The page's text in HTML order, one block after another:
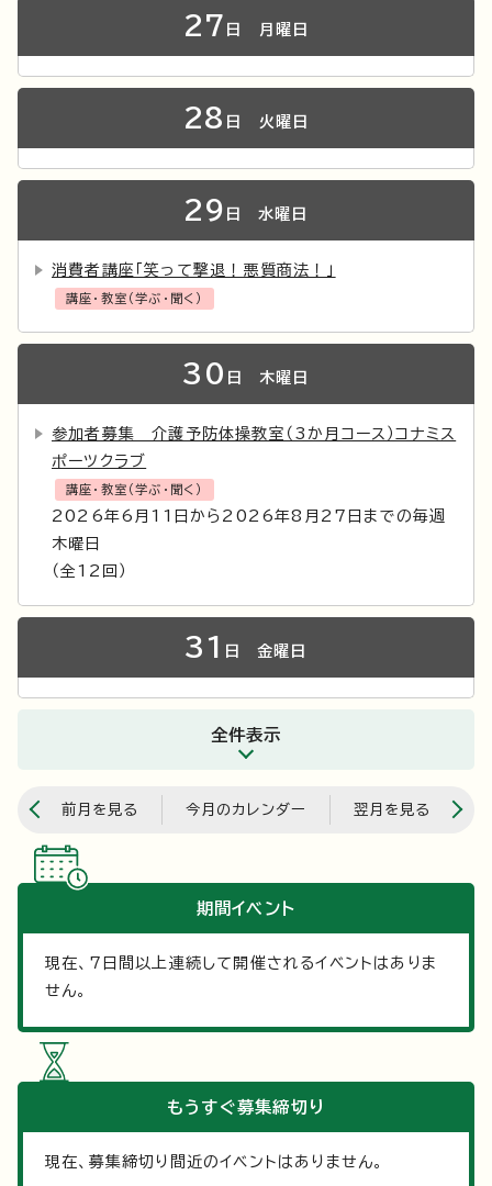
27 日 月曜日
28 日 火曜日
29 日 水曜日
消費者講座「笑って撃退！悪質商法！」
講座・教室（学ぶ・聞く）
30 日 木曜日
参加者募集 介護予防体操教室（3か月コース）コナミス
ポーツクラブ
講座・教室（学ぶ・聞く）
2026年6月11日から2026年8月27日までの毎週
木曜日
（全12回）
31 日 金曜日
全件表示
前月を見る 今月のカレンダー 翌月を見る
期間イベント
現在、 7 日間以上連続して開催されるイベントはありま
せん。
もうすぐ募集締切り
現在、募集締切り間近のイベントはありません。